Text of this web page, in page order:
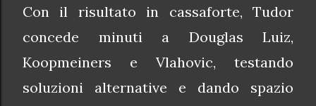
Con il risultato in cassaforte, Tudor
concede minuti a Douglas Luiz,
Koopmeiners e Vlahovic, testando
soluzioni alternative e dando spazio